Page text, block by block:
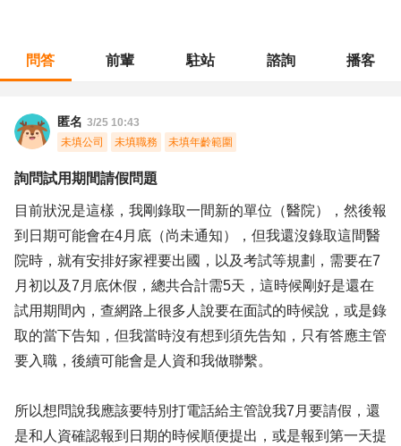
問答 前輩 駐站 諮詢 播客
匿名 3/25 10:43
未填公司
未填職務 未填年齡範圍
詢問試用期間請假問題
目前狀況是這樣，我剛錄取一間新的單位（醫院），然後報
到日期可能會在4月底（尚未通知），但我還沒錄取這間醫
院時，就有安排好家裡要出國，以及考試等規劃，需要在7
月初以及7月底休假，總共合計需5天，這時候剛好是還在
試用期間內，查網路上很多人說要在面試的時候說，或是錄
取的當下告知，但我當時沒有想到須先告知，只有答應主管
要入職，後續可能會是人資和我做聯繫。
所以想問說我應該要特別打電話給主管說我7月要請假，還
是和人資確認報到日期的時候順便提出，或是報到第一天提